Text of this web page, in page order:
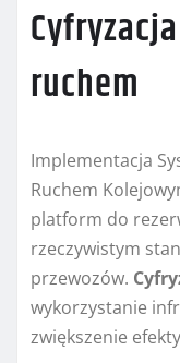
ruchem
Implementacja
Ruchem
platform do
rzeczywistym
przewozów.
wykorzystanie
zwiększenie